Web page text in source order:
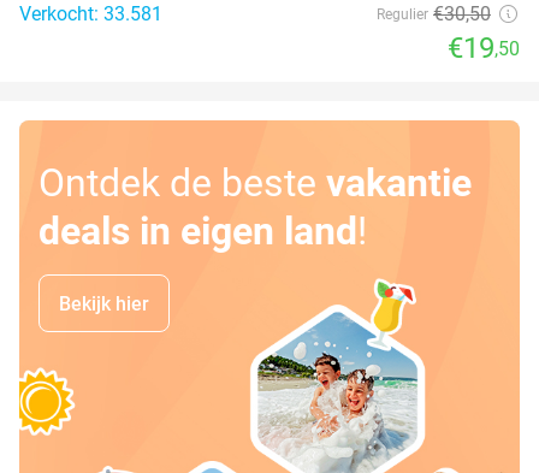
Verkocht: 33.581
Regulier €30,50
€19,50
Ontdek de beste vakantie
deals in eigen land!
Bekijk hier